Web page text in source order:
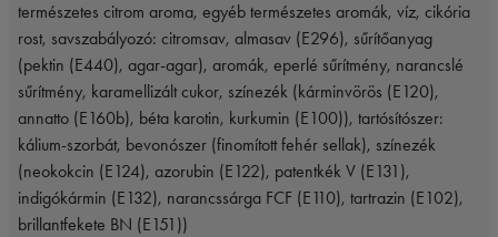
természetes citrom aroma, egyéb természetes aromák, víz, cikória
rost, savszabályozó: citromsav, almasav (E296), sűrítőanyag
(pektin (E440), agar-agar), aromák, eperlé sűrítmény, narancslé
sűrítmény, karamellizált cukor, színezék (kárminvörös (E120),
annatto (E160b), béta karotin, kurkumin (E100)), tartósítószer:
kálium-szorbát, bevonószer (finomított fehér sellak), színezék
(neokokcin (E124), azorubin (E122), patentkék V (E131),
indigókármin (E132), narancssárga FCF (E110), tartrazin (E102),
brillantfekete BN (E151))